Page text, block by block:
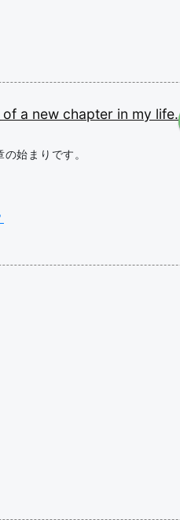
of a new chapter in my life.
始まりです。